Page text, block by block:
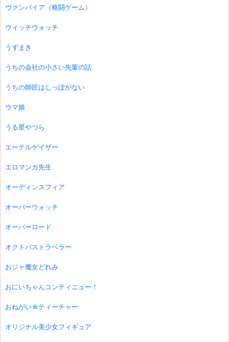
ヴァンパイア（格闘ゲーム）
ウィッチウォッチ
うずまき
うちの会社の小さい先輩の話
うちの師匠はしっぽがない
ウマ娘
うる星やつら
エーテルゲイザー
エロマンガ先生
オーディンスフィア
オーバーウォッチ
オーバーロード
オクトパストラベラー
おジャ魔女どれみ
おにいちゃんコンティニュー！
おねがい☆ティーチャー
オリジナル美少女フィギュア